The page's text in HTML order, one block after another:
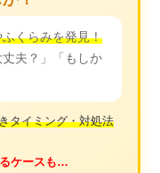
くらみを発見！
夫？」「もしか
タイミング・対処法
ケースも…